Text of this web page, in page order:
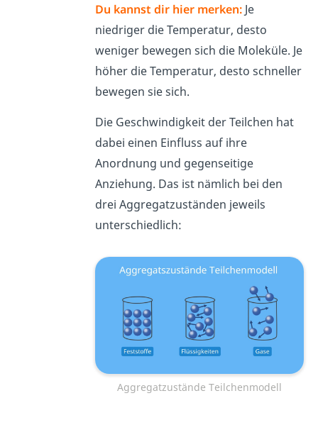
Du kannst dir hier merken: Je
niedriger die Temperatur, desto
weniger bewegen sich die Moleküle. Je
höher die Temperatur, desto schneller
bewegen sie sich.
Die Geschwindigkeit der Teilchen hat
dabei einen Einfluss auf ihre
Anordnung und gegenseitige
Anziehung. Das ist nämlich bei den
drei Aggregatzuständen jeweils
unterschiedlich:
Aggregatzustände Teilchenmodell